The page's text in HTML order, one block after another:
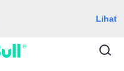
Lihat